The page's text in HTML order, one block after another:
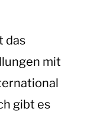
das
mit
gibt es